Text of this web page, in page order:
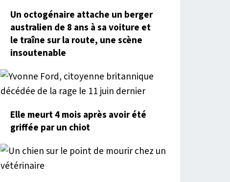
Un octogénaire attache un berger
australien de 8 ans à sa voiture et
le traîne sur la route, une scène
insoutenable
Elle meurt 4 mois après avoir été
griffée par un chiot